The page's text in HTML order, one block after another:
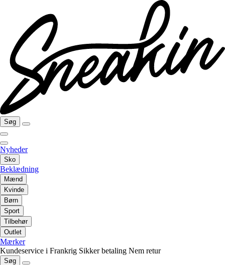
Søg
Nyheder
Sko
Beklædning
Mænd
Kvinde
Børn
Sport
Tilbehør
Outlet
Mærker
Kundeservice i Frankrig Sikker betaling Nem retur
Søg